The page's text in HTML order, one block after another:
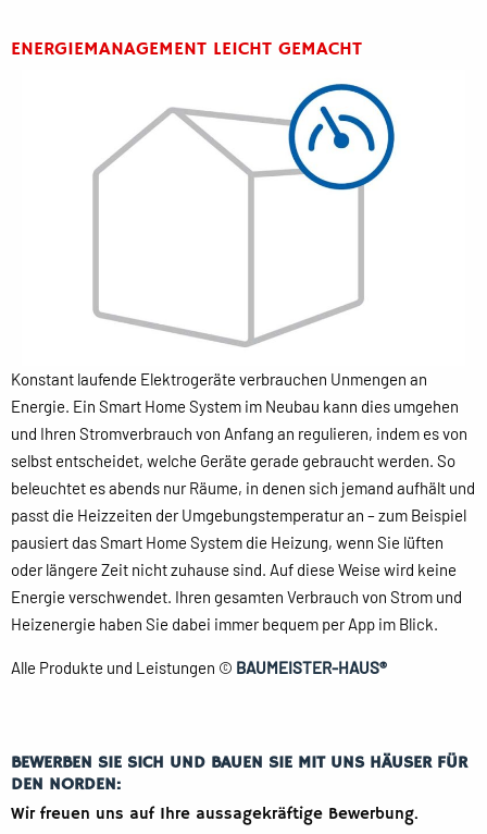
ENERGIEMANAGEMENT LEICHT GEMACHT
Konstant laufende Elektrogeräte verbrauchen Unmengen an
Energie. Ein Smart Home System im Neubau kann dies umgehen
und Ihren Stromverbrauch von Anfang an regulieren, indem es von
selbst entscheidet, welche Geräte gerade gebraucht werden. So
beleuchtet es abends nur Räume, in denen sich jemand aufhält und
passt die Heizzeiten der Umgebungstemperatur an – zum Beispiel
pausiert das Smart Home System die Heizung, wenn Sie lüften
oder längere Zeit nicht zuhause sind. Auf diese Weise wird keine
Energie verschwendet. Ihren gesamten Verbrauch von Strom und
Heizenergie haben Sie dabei immer bequem per App im Blick.
Alle Produkte und Leistungen © BAUMEISTER-HAUS®
BEWERBEN SIE SICH UND BAUEN SIE MIT UNS HÄUSER FÜR
DEN NORDEN:
Wir freuen uns auf Ihre aussagekräftige Bewerbung.